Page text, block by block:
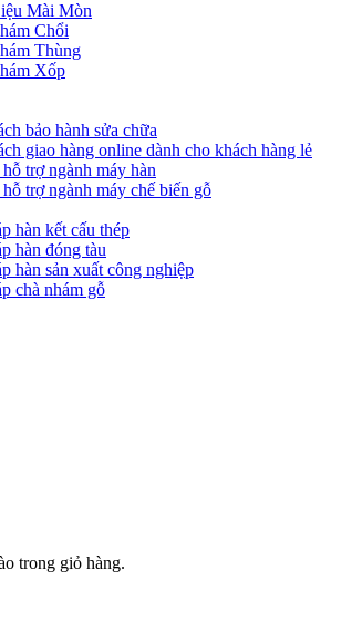
Mài Mòn
Chổi
Thùng
Xốp
bảo hành sửa chữa
giao hàng online dành cho khách hàng lẻ
trợ ngành máy hàn
trợ ngành máy chế biến gỗ
hàn kết cấu thép
hàn đóng tàu
hàn sản xuất công nghiệp
chà nhám gỗ
trong giỏ hàng.